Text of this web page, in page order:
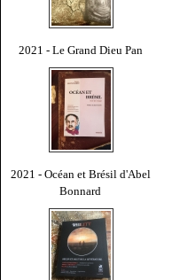
2021 - Le Grand Dieu Pan
2021 - Océan et Brésil d'Abel
Bonnard